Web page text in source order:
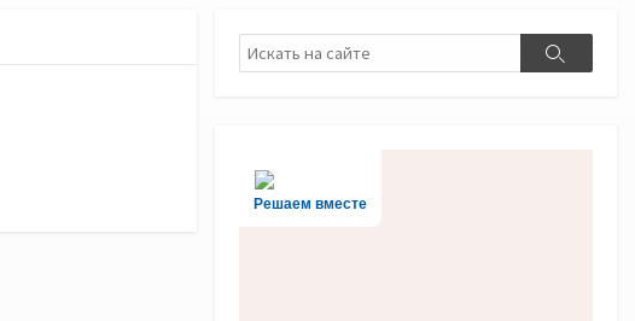
Поиск
Поиск
Решаем вместе